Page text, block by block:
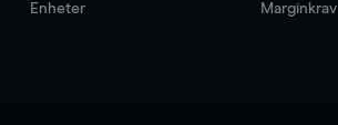
Enheter Marginkrav